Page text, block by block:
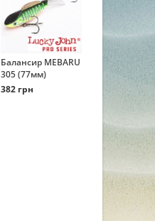
Балансир MEBARU
305 (77мм)
382 грн